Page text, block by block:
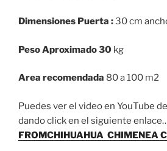
Dimensiones Puerta :30 cm
Peso Aproximado 30 kg
Area recomendada 80 a 100 m2
Puedes ver el video en YouTube
dando click en el siguiente
FROMCHIHUAHUA CHIMENEA